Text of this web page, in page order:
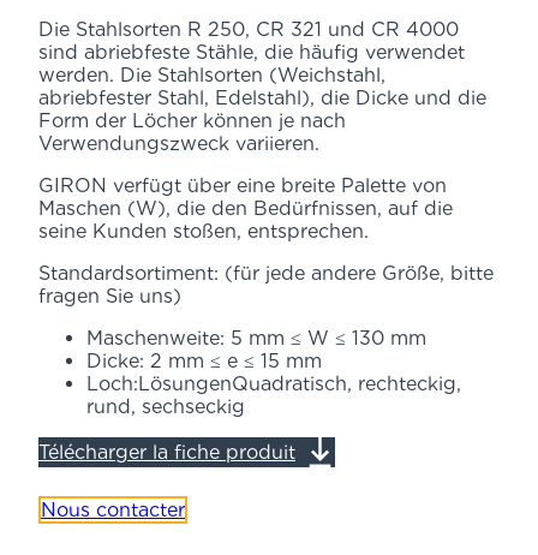
Die Stahlsorten R 250, CR 321 und CR 4000
sind abriebfeste Stähle, die häufig verwendet
werden. Die Stahlsorten (Weichstahl,
abriebfester Stahl, Edelstahl), die Dicke und die
Form der Löcher können je nach
Verwendungszweck variieren.
GIRON verfügt über eine breite Palette von
Maschen (W), die den Bedürfnissen, auf die
seine Kunden stoßen, entsprechen.
Standardsortiment: (für jede andere Größe, bitte
fragen Sie uns)
Maschenweite: 5 mm ≤ W ≤ 130 mm
Dicke: 2 mm ≤ e ≤ 15 mm
Loch:LösungenQuadratisch, rechteckig,
rund, sechseckig
Télécharger la fiche produit
Nous contacter